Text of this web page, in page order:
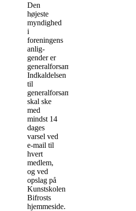
Den
højeste
myndighed
i
foreningens
an­lig­
gender er
generalforsamlingen.
Indkaldelsen
til
generalforsamling
skal ske
med
mindst 14
dages
varsel ved
e-mail til
hvert
medlem,
og ved
opslag på
Kunstskolen
Bifrosts
hjemmeside.